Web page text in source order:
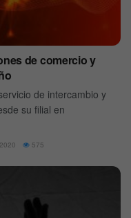
de comercio y
de intercambio y
su filial en
575